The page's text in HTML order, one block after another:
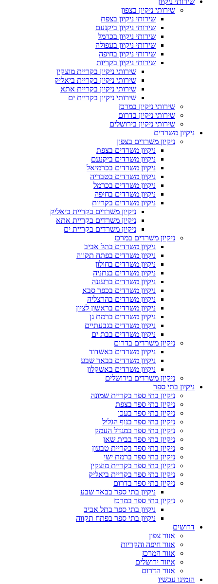
שירותי ניקיון בצפון
שירותי ניקיון בצפת
שירותי ניקיון ביקנעם
שירותי ניקיון בכרמל
שירותי ניקיון בעפולה
שירותי ניקיון בחיפה
שירותי ניקיון בקריות
שירותי ניקיון בקריית מוצקין
שירותי ניקיון בקריית ביאליק
שירותי ניקיון בקריית אתא
שירותי ניקיון בקריית ים
שירותי ניקיון במרכז
שירותי ניקיון בדרום
שירותי ניקיון בירושלים
ניקיון משרדים
ניקיון משרדים בצפון
ניקיון משרדים בצפת
ניקיון משרדים ביקנעם
ניקיון משרדים בכרמיאל
ניקיון משרדים בטבריה
ניקיון משרדים בכרמל
ניקיון משרדים בחיפה
ניקיון משרדים בקריות
ניקיון משרדים בקריית ביאליק
ניקיון משרדים בקריית אתא
ניקיון משרדים בקריית ים
ניקיון משרדים במרכז
ניקיון משרדים בתל אביב
ניקיון משרדים בפתח תקווה
ניקיון משרדים בחולון
ניקיון משרדים בנתניה
ניקיון משרדים ברעננה
ניקיון משרדים בכפר סבא
ניקיון משרדים בהרצליה
ניקיון משרדים בראשון לציון
ניקיון משרדים ברמת גן
ניקיון משרדים בגבעתיים
ניקיון משרדים בבת ים
ניקיון משרדים בדרום
ניקיון משרדים באשדוד
ניקיון משרדים בבאר שבע
ניקיון משרדים באשקלון
ניקיון משרדים בירושלים
ניקיון בתי ספר
ניקיון בתי ספר בקריית שמונה
ניקיון בתי ספר בצפת
ניקיון בתי ספר בעכו
ניקיון בתי ספר בנוף הגליל
ניקיון בתי ספר במגדל העמק
ניקיון בתי ספר בבית שאן
ניקיון בתי ספר בקריית טבעון
ניקיון בתי ספר ברמת ישי
ניקיון בתי ספר בקריית מוצקין
ניקיון בתי ספר בקריית ביאליק
ניקיון בתי ספר בדרום
ניקיון בתי ספר בבאר שבע
ניקיון בתי ספר במרכז
ניקיון בתי ספר בתל אביב
ניקיון בתי ספר בפתח תקווה
דרושים
אזור צפון
אזור חיפה והקריות
אזור המרכז
איזור ירושלים
אזור הדרום
הזמינו עכשיו